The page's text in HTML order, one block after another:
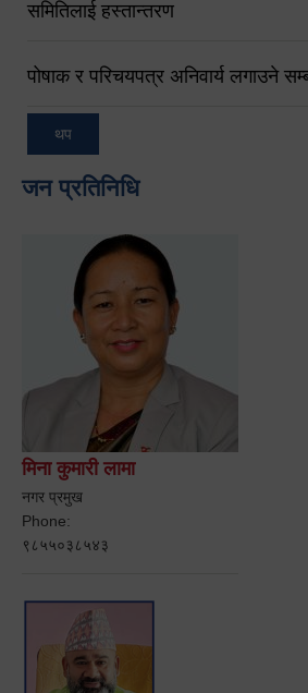
समितिलाई हस्तान्तरण
पोषाक र परिचयपत्र अनिवार्य लगाउने
थप
जन प्रतिनिधि
मिना कुमारी लामा
नगर प्रमुख
Phone:
९८५५०३८५४३